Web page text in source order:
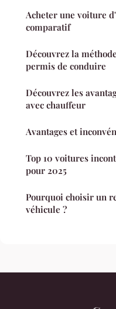
Acheter une voiture
comparatif
Découvrez la
permis de conduire
Découvrez les
avec chauffeur
Avantages et
Top 10 voitures
pour 2025
Pourquoi choisir un
véhicule ?